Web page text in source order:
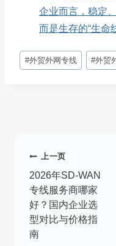
企业而言，稳定
而是生存的“生命
文
章
#外贸外网专线 #外贸
章
导
航
上一页
2026年SD-WAN
专线服务商哪家
好？国内企业选
型对比与价格指
南